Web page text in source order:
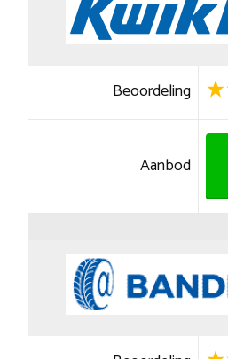
Beoordeling
Aanbod